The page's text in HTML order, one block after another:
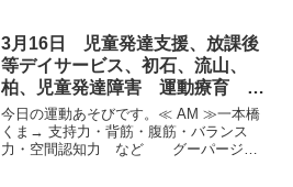
届け致します！≪AM児発≫◎平均台物探
し平均台の上に乗ったまま...
3月16日 児童発達支援、放課後
等デイサービス、初石、流山、
柏、児童発達障害 運動療育 柳
沢運動プログラム こども発達気
になる 発達障害 放デ
今日の運動あそびです。≪ AM ≫一本橋
くま→ 支持力・背筋・腹筋・バランス
力・空間認知力 など グーパージャ